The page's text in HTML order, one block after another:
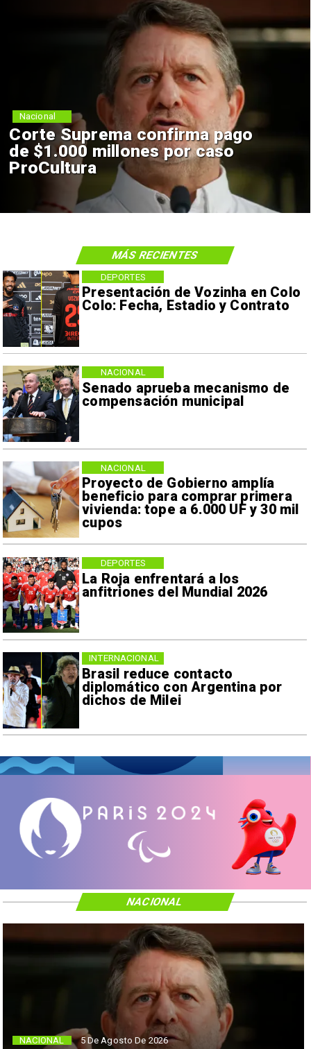
Corte Suprema confirma pago
de $1.000 millones por caso
ProCultura
Nacional
Presentación de Vozinha en Colo
Colo: Fecha, Estadio y Contrato
DEPORTES
Senado aprueba mecanismo de
compensación municipal
NACIONAL
Proyecto de Gobierno amplía
beneficio para comprar primera
vivienda: tope a 6.000 UF y 30 mil
cupos
NACIONAL
La Roja enfrentará a los
anfitriones del Mundial 2026
DEPORTES
Brasil reduce contacto
diplomático con Argentina por
dichos de Milei
INTERNACIONAL
MÁS RECIENTES
NACIONAL 5 De Agosto De 2026
NACIONAL